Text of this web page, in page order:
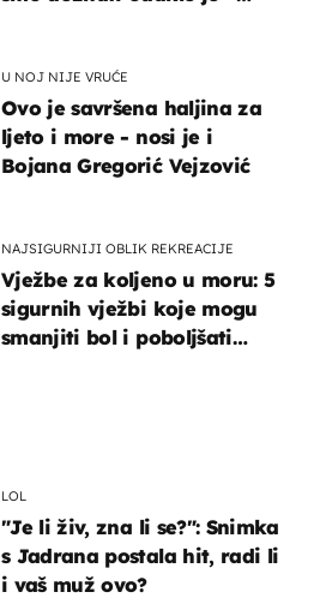
LOL
"Je li živ, zna li se?": Snimka
s Jadrana postala hit, radi li
i vaš muž ovo?
U NOJ NIJE VRUĆE
Ovo je savršena haljina za
ljeto i more - nosi je i
Bojana Gregorić Vejzović
NAJSIGURNIJI OBLIK REKREACIJE
Vježbe za koljeno u moru: 5
sigurnih vježbi koje mogu
smanjiti bol i poboljšati